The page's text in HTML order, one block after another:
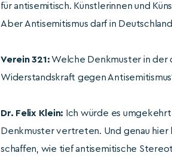
für antisemitisch. Künstlerinnen und
Aber Antisemitismus darf in
Verein 321:Welche Denkmuster in der
Widerstandskraft gegen
Dr. Felix Klein: Ich würde es
Denkmuster vertreten. Und genau hier
schaffen, wie tief antisemitische